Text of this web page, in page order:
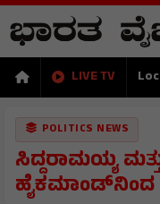
LIVE TV
POLITICS NEWS
ಸಿದ್ದರಾಮಯ್ಯ